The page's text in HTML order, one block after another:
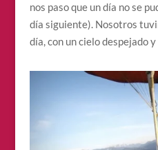
nos paso que un día no se
día siguiente). Nosotros
día, con un cielo despejado